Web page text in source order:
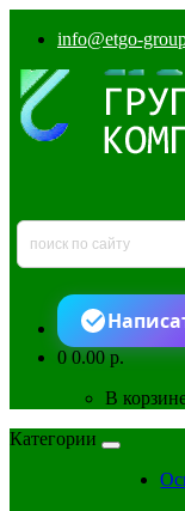
info@etgo-
00.00 р.
В
Категории